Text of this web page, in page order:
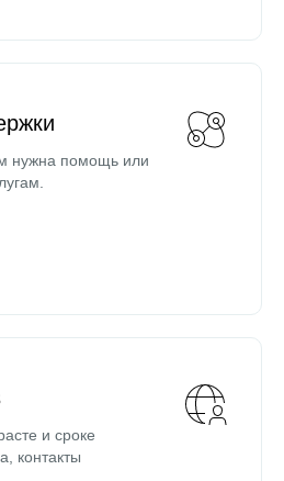
нужна помощь или
и сроке
контакты